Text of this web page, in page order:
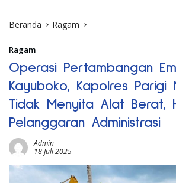
Beranda Ragam
Ragam
Operasi Pertambangan
Kayuboko, Kapolres Parigi
Tidak Menyita Alat Berat,
Pelanggaran Administrasi
Admin
18 Juli 2025